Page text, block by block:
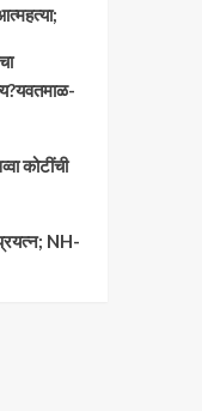
कोटींची
प्रयत्न; NH-